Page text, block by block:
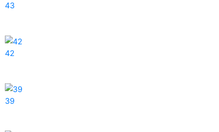
43
42
39